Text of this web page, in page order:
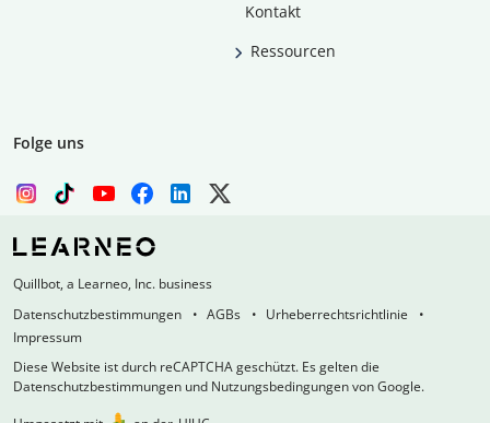
Kontakt
Ressourcen
Folge uns
Quillbot, a Learneo, Inc. business
Datenschutzbestimmungen
AGBs
Urheberrechtsrichtlinie
Impressum
Diese Website ist durch reCAPTCHA geschützt. Es gelten die
Datenschutzbestimmungen und Nutzungsbedingungen von Google.